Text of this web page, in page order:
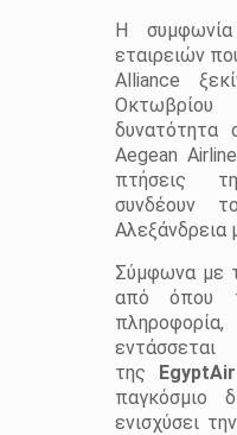
H
εταιρειών
Alliance
δυνατότητα
Aegean
πτήσεις
συνδέουν
Αλεξάνδρεια
Σύμφωνα με
από όπου
της EgyptAir
παγκόσμιο
ενισχύσει